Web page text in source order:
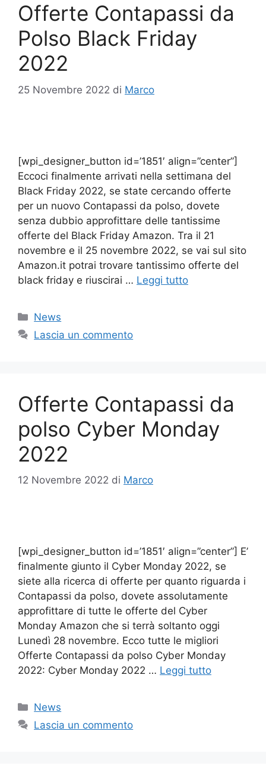
Offerte Contapassi da
Polso Black Friday
2022
25 Novembre 2022 di Marco
[wpi_designer_button id=’1851′ align=”center”]
Eccoci finalmente arrivati nella settimana del
Black Friday 2022, se state cercando offerte
per un nuovo Contapassi da polso, dovete
senza dubbio approfittare delle tantissime
offerte del Black Friday Amazon. Tra il 21
novembre e il 25 novembre 2022, se vai sul sito
Amazon.it potrai trovare tantissimo offerte del
black friday e riuscirai … Leggi tutto
Categorie
News
Lascia un commento
Offerte Contapassi da
polso Cyber Monday
2022
12 Novembre 2022 di Marco
[wpi_designer_button id=’1851′ align=”center”] E’
finalmente giunto il Cyber Monday 2022, se
siete alla ricerca di offerte per quanto riguarda i
Contapassi da polso, dovete assolutamente
approfittare di tutte le offerte del Cyber
Monday Amazon che si terrà soltanto oggi
Lunedì 28 novembre. Ecco tutte le migliori
Offerte Contapassi da polso Cyber Monday
2022: Cyber Monday 2022 … Leggi tutto
Categorie
News
Lascia un commento